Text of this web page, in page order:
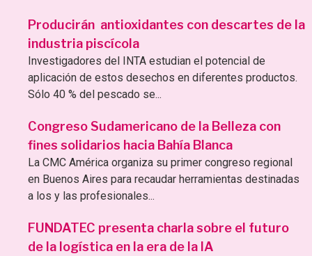
Producirán antioxidantes con descartes de la
industria piscícola
Investigadores del INTA estudian el potencial de
aplicación de estos desechos en diferentes productos.
Sólo 40 % del pescado se...
Congreso Sudamericano de la Belleza con
fines solidarios hacia Bahía Blanca
La CMC América organiza su primer congreso regional
en Buenos Aires para recaudar herramientas destinadas
a los y las profesionales...
FUNDATEC presenta charla sobre el futuro
de la logística en la era de la IA